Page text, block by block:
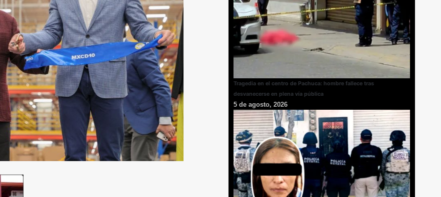
Tragedia en el centro de Pachuca: hombre fallece tras
desvanecerse en plena vía pública
5 de agosto, 2026